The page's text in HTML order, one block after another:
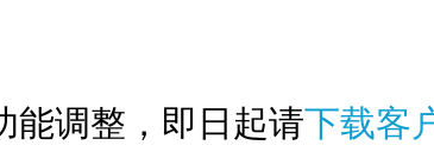
能调整，即日起请下载客